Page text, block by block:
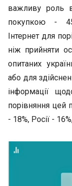
важливу роль
покупкою -
Інтернет для
ніж прийняти
опитаних
або для
інформації
порівняння цей
- 18%, Росії -